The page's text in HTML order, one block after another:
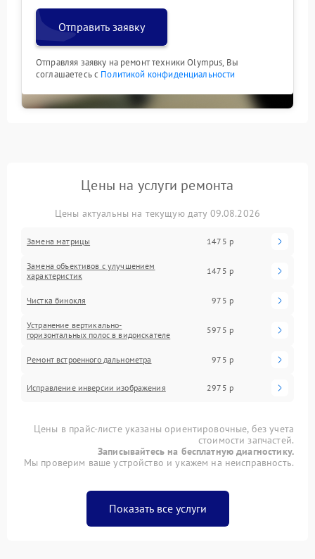
Отправить заявку
Отправляя заявку на ремонт техники Olympus, Вы
соглашаетесь с Политикой конфиденциальности
Цены на услуги ремонта
Цены актуальны на текущую дату 09.08.2026
Замена матрицы 1475 р
Замена объективов с улучшением
характеристик
1475 р
Чистка бинокля 975 р
Устранение вертикально-
горизонтальных полос в видоискателе
5975 р
Ремонт встроенного дальнометра 975 р
Исправление инверсии изображения 2975 р
Цены в прайс-листе указаны ориентировочные, без учета
стоимости запчастей.
Записывайтесь на бесплатную диагностику.
Мы проверим ваше устройство и укажем на неисправность.
Показать все услуги